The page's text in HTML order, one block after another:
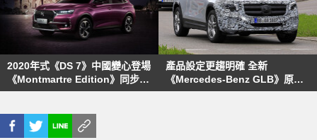
2020年式《DS 7》中國變心登場
《Montmartre Edition》同步亮
相
產品設定更趨明確 全新
《Mercedes-Benz GLB》原型
車再度現身